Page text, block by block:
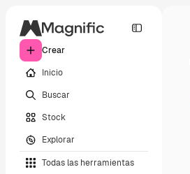
Crear
Inicio
Buscar
Stock
Explorar
Todas las herramientas